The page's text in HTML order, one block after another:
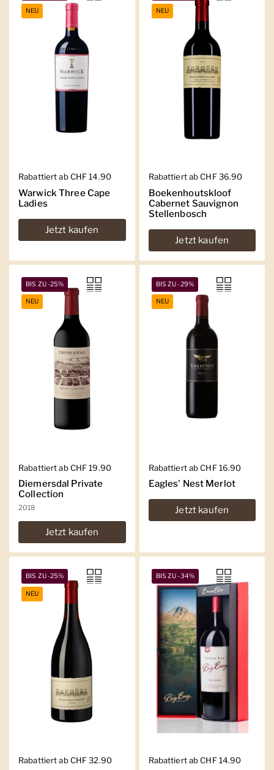
Regulärer Preis
Rabattiert ab CHF 14.90
Warwick Three Cape
Ladies
Jetzt kaufen
NEU
Regulärer Preis
Rabattiert ab CHF 36.90
Boekenhoutskloof
Cabernet Sauvignon
Stellenbosch
Jetzt kaufen
NEU
Regulärer Preis
Rabattiert ab CHF 19.90
Diemersdal Private
Collection
2018
Jetzt kaufen
BIS ZU -25%
NEU
Regulärer Preis
Rabattiert ab CHF 16.90
Eagles' Nest Merlot
Jetzt kaufen
BIS ZU -29%
NEU
Regulärer Preis
Rabattiert ab CHF 32.90
BIS ZU -25%
NEU
Regulärer Preis
Rabattiert ab CHF 14.90
BIS ZU -34%